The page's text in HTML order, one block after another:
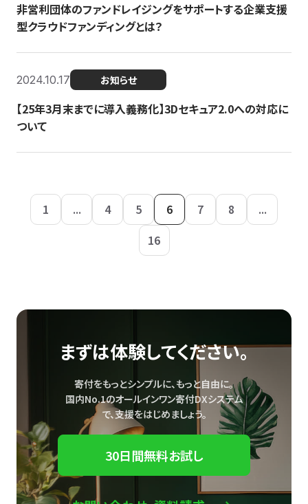
非営利団体のファンドレイジングをサポートする企業支援
型クラウドファンディングとは？
2024.10.17 お知らせ
【25年3月末までに導入義務化】3Dセキュア2.0への対応に
ついて
1 ... 4 5 6 7 8
...
16
まずは体験してください。
寄付をもっとシンプルに、もっと自由に。
国内No.1のオールインワン寄付DXシステム
で、支援をはじめましょう。
30日間無料お試し